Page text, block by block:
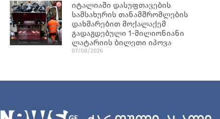
იტალიაში დასუფთავების
სამსახურის თანამშრომლების
დახმარებით მოქალაქემ
გადაგდებული 1-მილიონიანი
ლატარიის ბილეთი იპოვა
07/08/2026